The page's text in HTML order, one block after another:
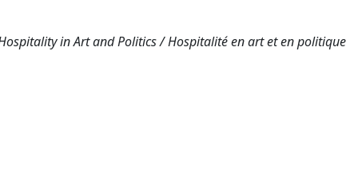
in Art and Politics / Hospitalité en art et en politique